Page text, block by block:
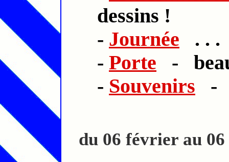
dessins !
- Journée . . .
- Porte -
- Souvenirs -
du 06 février au